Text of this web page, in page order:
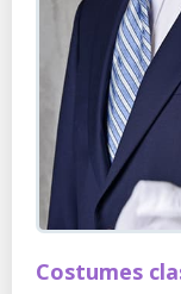
Costumes